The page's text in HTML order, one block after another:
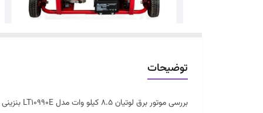
توضیحات
بررسی موتور برق لوتیان ۸.۵ کیلو وات مدل LT10990E بنزینی استارتی